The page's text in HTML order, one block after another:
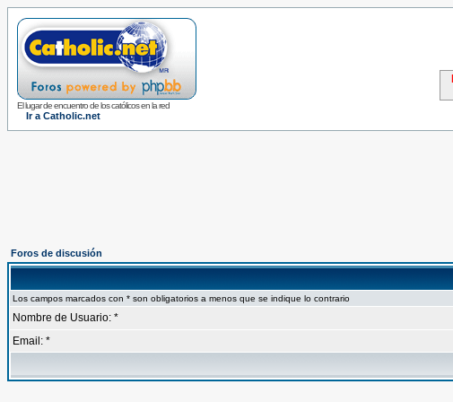
El lugar de encuentro de los católicos en la red
Ir a Catholic.net
Foros de discusión
Los campos marcados con * son obligatorios a menos que se indique lo contrario
Nombre de Usuario: *
Email: *